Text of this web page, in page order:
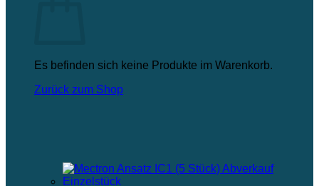
Es befinden sich keine Produkte im Warenkorb.
Zurück zum Shop